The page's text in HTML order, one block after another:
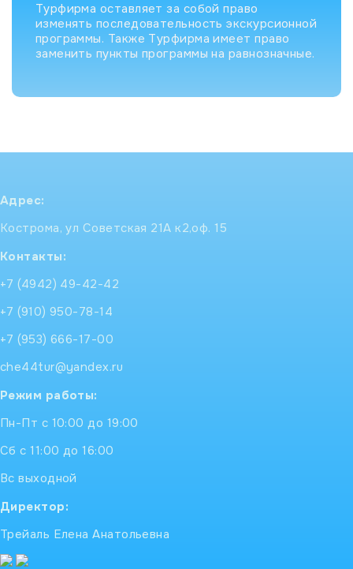
Турфирма оставляет за собой право
изменять последовательность экскурсионной
программы. Также Турфирма имеет право
заменить пункты программы на равнозначные.
Адрес:
Кострома, ул Советская 21А к2,оф. 15
Контакты:
+7 (4942) 49-42-42
+7 (910) 950-78-14
+7 (953) 666-17-00
che44tur@yandex.ru
Режим работы:
Пн-Пт с 10:00 до 19:00
Сб с 11:00 до 16:00
Вс выходной
Директор:
Трейаль Елена Анатольевна